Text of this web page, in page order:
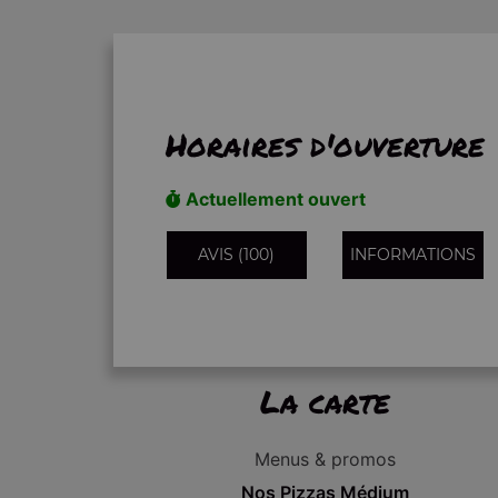
Horaires d'ouverture
Actuellement ouvert
AVIS (100) INFORMATIONS
La carte
Menus & promos
Nos Pizzas Médium